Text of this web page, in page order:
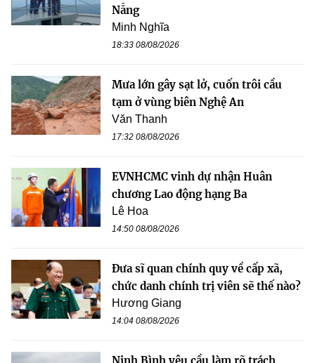
Nẵng
Minh Nghĩa
18:33 08/08/2026
Mưa lớn gây sạt lở, cuốn trôi cầu
tạm ở vùng biên Nghệ An
Văn Thanh
17:32 08/08/2026
EVNHCMC vinh dự nhận Huân
chương Lao động hạng Ba
Lê Hoa
14:50 08/08/2026
Đưa sĩ quan chính quy về cấp xã,
chức danh chính trị viên sẽ thế nào?
Hương Giang
14:04 08/08/2026
Ninh Bình yêu cầu làm rõ trách